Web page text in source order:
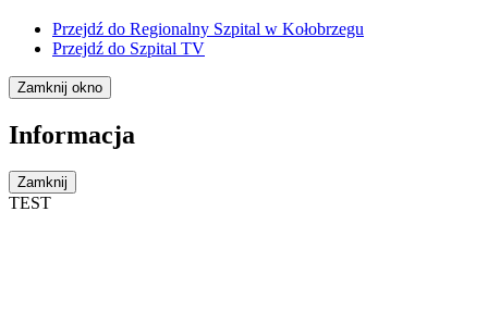
Przejdź do Regionalny Szpital w Kołobrzegu
Przejdź do Szpital TV
Zamknij okno
Informacja
Zamknij
TEST